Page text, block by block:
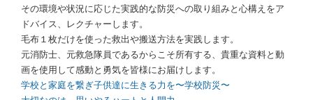
その環境や状況に応じた実践的な防災への取り組みと心構えをア
ドバイス、レクチャーします。
毛布１枚だけを使った救出や搬送方法を実践します。
元消防士、元救急隊員であるからこそ所有する、貴重な資料と動
画を使用して感動と勇気を皆様にお届けします。
学校と家庭を繋ぎ子供達に生きる力を〜学校防災〜